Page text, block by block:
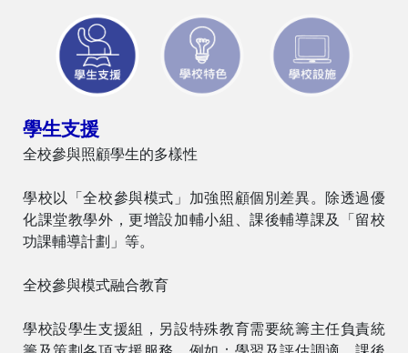
學生支援
全校參與照顧學生的多樣性
學校以「全校參與模式」加強照顧個別差異。除透過優
化課堂教學外，更增設加輔小組、課後輔導課及「留校
功課輔導計劃」等。
全校參與模式融合教育
學校設學生支援組，另設特殊教育需要統籌主任負責統